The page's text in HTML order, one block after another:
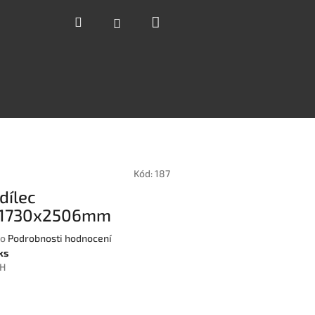
Hledat Přihlášení
Kód:187
Podrobnosti hodnocení